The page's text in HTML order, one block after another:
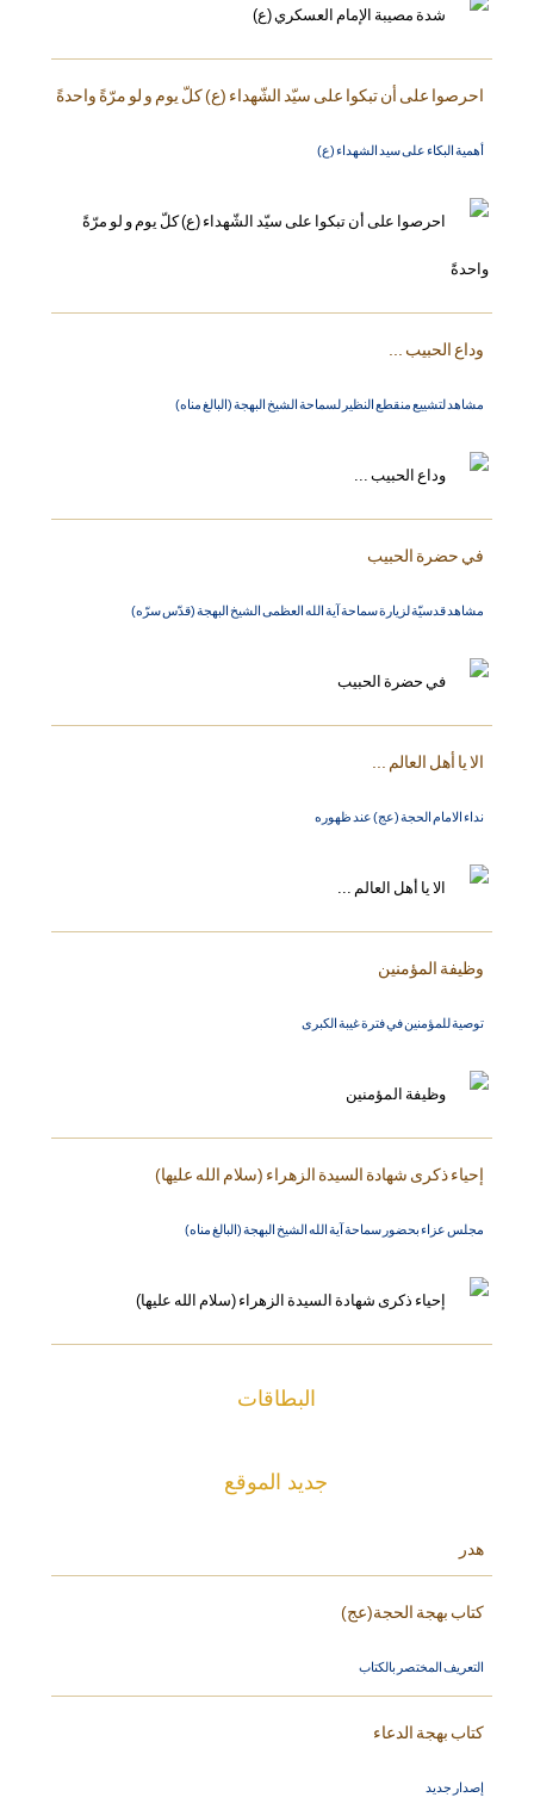
احرصوا على أن تبكوا على سيّد الشّهداء (ع) كلّ يوم و لو مرّةً واحدةً
أهمية البكاء على سيد الشهداء (ع)
وداع الحبيب ...
مشاهد لتشييع منقطع النظير لسماحة الشيخ البهجة (البالغ مناه)
في حضرة الحبيب
مشاهد قدسيّة لزيارة سماحة آية الله العظمى الشيخ البهجة (قدّس سرّه)
الا يا أهل العالم ...
نداء الامام الحجة (عج) عند ظهوره
وظيفة المؤمنين
توصية للمؤمنين في فترة غيبة الكبرى
إحياء ذكرى شهادة السيدة الزهراء (سلام الله عليها)
مجلس عزاء بحضور سماحة آية الله الشيخ البهجة (البالغ مناه)
البطاقات
جديد الموقع
هدر
كتاب بهجة الحجة(عج)
التعريف المختصر بالكتاب
كتاب بهجة الدعاء
إصدار جديد